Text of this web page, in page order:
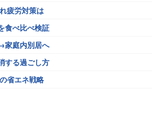
疲労対策は
食べ比べ検証
家庭内別居へ
する過ごし方
省エネ戦略